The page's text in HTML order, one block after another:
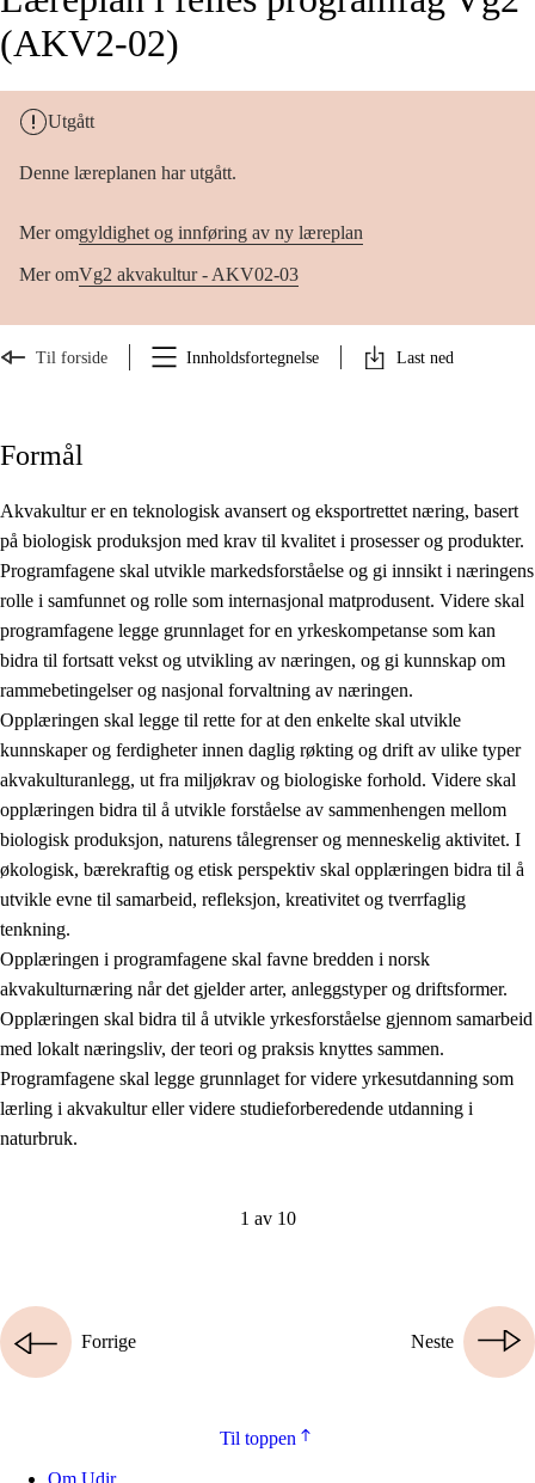
(AKV2-02)
Utgått
Denne læreplanen har utgått.
Mer omgyldighet og innføring av ny læreplan
Mer omVg2 akvakultur - AKV02-03
Til forside Innholdsfortegnelse Last ned
Formål
Akvakultur er en teknologisk avansert og eksportrettet næring, basert
på biologisk produksjon med krav til kvalitet i prosesser og produkter.
Programfagene skal utvikle markedsforståelse og gi innsikt i næringens
rolle i samfunnet og rolle som internasjonal matprodusent. Videre skal
programfagene legge grunnlaget for en yrkeskompetanse som kan
bidra til fortsatt vekst og utvikling av næringen, og gi kunnskap om
rammebetingelser og nasjonal forvaltning av næringen.
Opplæringen skal legge til rette for at den enkelte skal utvikle
kunnskaper og ferdigheter innen daglig røkting og drift av ulike typer
akvakulturanlegg, ut fra miljøkrav og biologiske forhold. Videre skal
opplæringen bidra til å utvikle forståelse av sammenhengen mellom
biologisk produksjon, naturens tålegrenser og menneskelig aktivitet. I
økologisk, bærekraftig og etisk perspektiv skal opplæringen bidra til å
utvikle evne til samarbeid, refleksjon, kreativitet og tverrfaglig
tenkning.
Opplæringen i programfagene skal favne bredden i norsk
akvakulturnæring når det gjelder arter, anleggstyper og driftsformer.
Opplæringen skal bidra til å utvikle yrkesforståelse gjennom samarbeid
med lokalt næringsliv, der teori og praksis knyttes sammen.
Programfagene skal legge grunnlaget for videre yrkesutdanning som
lærling i akvakultur eller videre studieforberedende utdanning i
naturbruk.
1 av 10
Neste
Forrige
Til toppen
Om Udir